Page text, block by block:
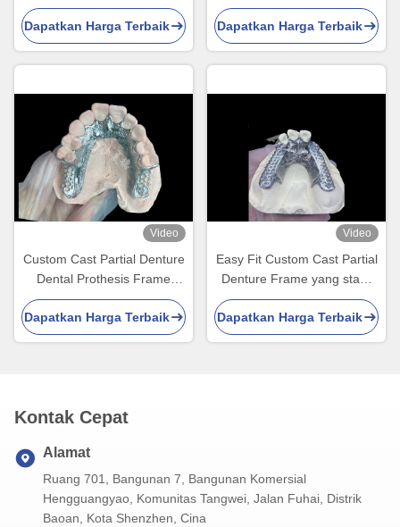
ketahanan dan kenyamanan
yang tepat dalam
penggantian gigi parsial
Dapatkan Harga Terbaik
dengan kerangka HPP
mengembalikan kemampuan
mengunyah dan berbicara
Dapatkan Harga Terbaik
Video
Custom Cast Partial Denture
Dental Prothesis Frame
Tanpa Gigi Disiapkan Untuk
Stabilitas Dan Fungsi
Dapatkan Harga Terbaik
Video
Easy Fit Custom Cast Partial
Denture Frame yang stabil
dan terlihat alami untuk hasil
yang cepat
Dapatkan Harga Terbaik
Kontak Cepat
Alamat
Ruang 701, Bangunan 7, Bangunan Komersial
Hengguangyao, Komunitas Tangwei, Jalan Fuhai, Distrik
Baoan, Kota Shenzhen, Cina